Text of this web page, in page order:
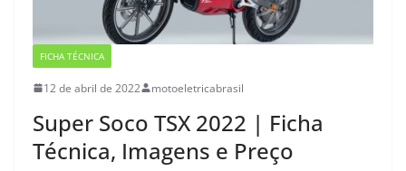
FICHA TÉCNICA
12 de abril de 2022 motoeletricabrasil
Super Soco TSX 2022 | Ficha
Técnica, Imagens e Preço